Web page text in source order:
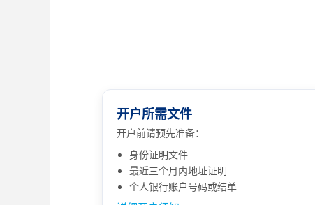
开户所需文件
开户前请预先准备：
身份证明文件
最近三个月内地址证明
个人银行账户号码或结单